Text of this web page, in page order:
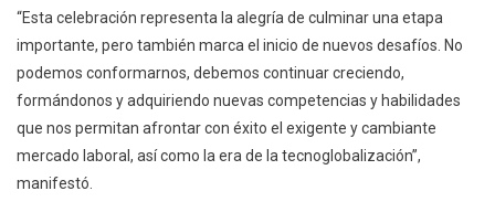
“Esta celebración representa la alegría de culminar una etapa
importante, pero también marca el inicio de nuevos desafíos. No
podemos conformarnos, debemos continuar creciendo,
formándonos y adquiriendo nuevas competencias y habilidades
que nos permitan afrontar con éxito el exigente y cambiante
mercado laboral, así como la era de la tecnoglobalización”,
manifestó.